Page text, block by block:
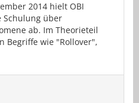
2014 hielt OBI
Schulung über
ab. Im Theorieteil
Begriffe wie "Rollover",